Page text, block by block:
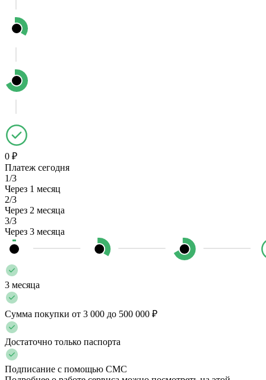
0 ₽
Платеж сегодня
1/3
Через 1 месяц
2/3
Через 2 месяца
3/3
Через 3 месяца
3 месяца
Сумма покупки от 3 000 до 500 000 ₽
Достаточно только паспорта
Подписание с помощью СМС